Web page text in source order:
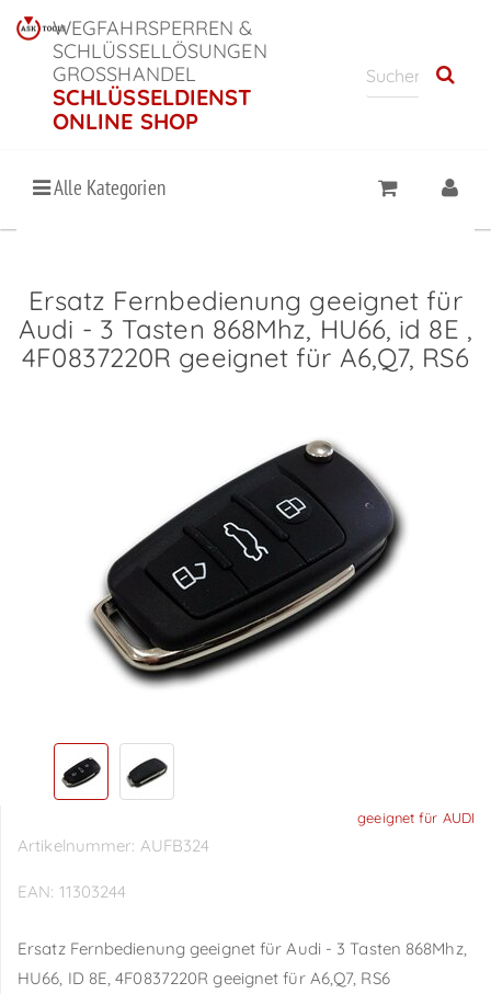
WEGFAHRSPERREN &
SCHLÜSSELLÖSUNGEN
GROSSHANDEL
SCHLÜSSELDIENST
ONLINE SHOP
Alle Kategorien
Ersatz Fernbedienung geeignet für
Audi - 3 Tasten 868Mhz, HU66, id 8E ,
4F0837220R geeignet für A6,Q7, RS6
geeignet für AUDI
Artikelnummer: AUFB324
EAN: 11303244
Ersatz Fernbedienung geeignet für Audi - 3 Tasten 868Mhz,
HU66, ID 8E, 4F0837220R geeignet für A6,Q7, RS6